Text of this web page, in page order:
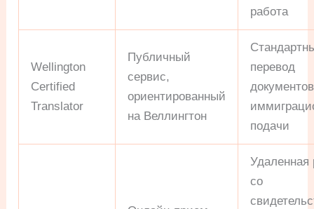
работа
Wellington
Certified
Translator
Публичный
сервис,
ориентированный
на Веллингтон
перевод
подачи
Удаленная
со